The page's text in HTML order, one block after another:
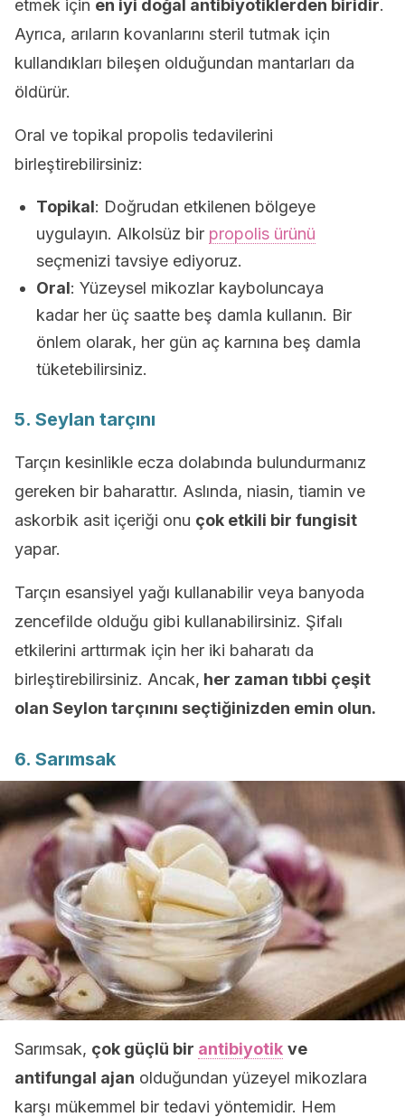
etmek için en iyi doğal antibiyotiklerden biridir.
Ayrıca, arıların kovanlarını steril tutmak için
kullandıkları bileşen olduğundan mantarları da
öldürür.
Oral ve topikal propolis tedavilerini
birleştirebilirsiniz:
Topikal: Doğrudan etkilenen bölgeye
uygulayın. Alkolsüz bir propolis ürünü
seçmenizi tavsiye ediyoruz.
Oral: Yüzeysel mikozlar kayboluncaya
kadar her üç saatte beş damla kullanın. Bir
önlem olarak, her gün aç karnına beş damla
tüketebilirsiniz.
5. Seylan tarçını
Tarçın kesinlikle ecza dolabında bulundurmanız
gereken bir baharattır. Aslında, niasin, tiamin ve
askorbik asit içeriği onu çok etkili bir fungisit
yapar.
Tarçın esansiyel yağı kullanabilir veya banyoda
zencefilde olduğu gibi kullanabilirsiniz. Şifalı
etkilerini arttırmak için her iki baharatı da
birleştirebilirsiniz. Ancak, her zaman tıbbi çeşit
olan Seylon tarçınını seçtiğinizden emin olun.
6. Sarımsak
Sarımsak, çok güçlü bir antibiyotik ve
antifungal ajan olduğundan yüzeyel mikozlara
karşı mükemmel bir tedavi yöntemidir. Hem